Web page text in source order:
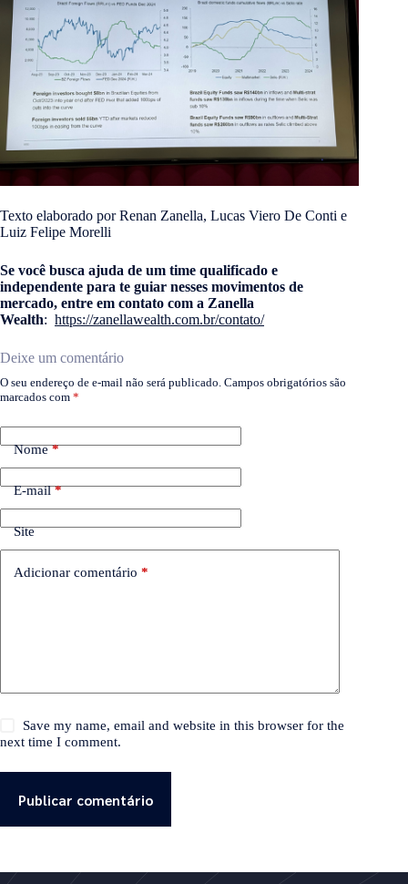
Texto elaborado por Renan Zanella, Lucas Viero De Conti e
Luiz Felipe Morelli
Se você busca ajuda de um time qualificado e
independente para te guiar nesses movimentos de
mercado, entre em contato com a Zanella
Wealth: https://zanellawealth.com.br/contato/
Deixe um comentário
O seu endereço de e-mail não será publicado. Campos obrigatórios são
marcados com *
Nome*
E-mail*
Site
Adicionar comentário *
Save my name, email and website in this browser for the
next time I comment.
Publicar comentário